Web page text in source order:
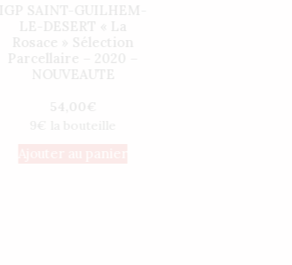
IGP SAINT-GUILHEM-
LE-DESERT « La
Rosace » Sélection
Parcellaire – 2020 –
NOUVEAUTE
54,00
€